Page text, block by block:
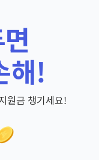
해!
원금 챙기세요!